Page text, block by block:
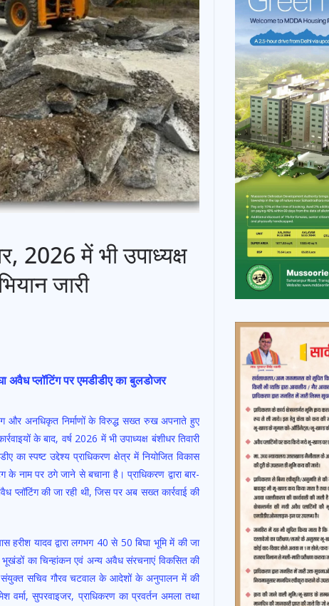
2026 में भी उपाध्यक्ष
जारी
अवैध प्लॉटिंग पर एमडीडीए का बुलडोजर
और अनधिकृत निर्माणों के विरुद्ध सख्त रुख अपनाते हुए
के बाद, वर्ष 2026 में भी उपाध्यक्ष बंशीधर तिवारी
का स्पष्ट उद्देश्य प्राधिकरण क्षेत्र में नियोजित विकास
नाम पर ठगे जाने से बचाना है। प्राधिकरण द्वारा बार-
प्लॉटिंग की जा रही थी, जिस पर अब सख्त कार्रवाई की
हरीश यादव द्वारा लगभग 40 से 50 बिघा भूमि में की जा
भूखंडों का चिन्हांकन एवं अन्य अवैध संरचनाएं विकसित की
संयुक्त सचिव गौरव चटवाल के आदेशों के अनुपालन में की
सुपरवाइजर, प्राधिकरण का प्रवर्तन अमला तथा